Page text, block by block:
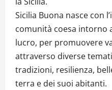
Sicilia Buona nasce con
comunità coesa intorno
lucro, per promuovere
attraverso diverse
tradizioni, resilienza,
terra e dei suoi abitanti.